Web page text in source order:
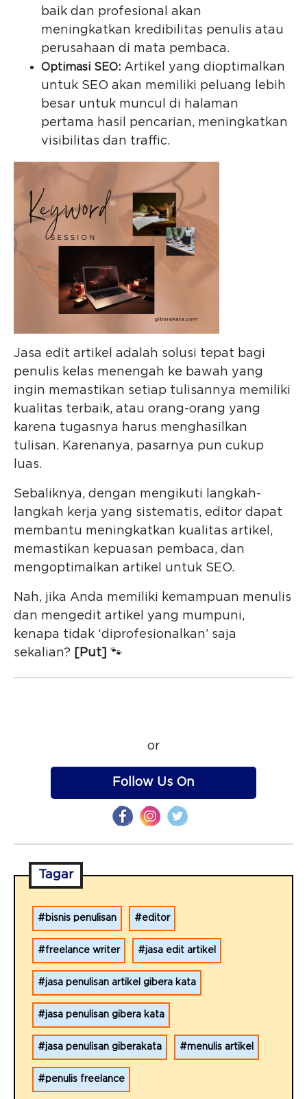
baik dan profesional akan
meningkatkan kredibilitas penulis atau
perusahaan di mata pembaca.
Optimasi SEO: Artikel yang dioptimalkan
untuk SEO akan memiliki peluang lebih
besar untuk muncul di halaman
pertama hasil pencarian, meningkatkan
visibilitas dan traffic.
Jasa edit artikel adalah solusi tepat bagi
penulis kelas menengah ke bawah yang
ingin memastikan setiap tulisannya memiliki
kualitas terbaik, atau orang-orang yang
karena tugasnya harus menghasilkan
tulisan. Karenanya, pasarnya pun cukup
luas.
Sebaliknya, dengan mengikuti langkah-
langkah kerja yang sistematis, editor dapat
membantu meningkatkan kualitas artikel,
memastikan kepuasan pembaca, dan
mengoptimalkan artikel untuk SEO.
Nah, jika Anda memiliki kemampuan menulis
dan mengedit artikel yang mumpuni,
kenapa tidak ‘diprofesionalkan’ saja
sekalian? [Put] 🐾
or
Follow Us On
Tagar
bisnis penulisan editor
freelance writer jasa edit artikel
jasa penulisan artikel gibera kata
jasa penulisan gibera kata
jasa penulisan giberakata menulis artikel
penulis freelance